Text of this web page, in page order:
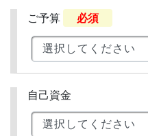
ご予算 必須
自己資金